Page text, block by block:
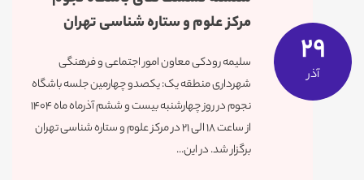
29
آذر
مرکز علوم و ستاره شناسی تهران
سلیمه رودکی معاون امور اجتماعی و فرهنگی
شهرداری منطقه یک: یکصدو چهارمین جلسه باشگاه
نجوم در روز چهارشنبه بیست و ششم آذرماه ماه ۱۴۰۴
از ساعت ۱۸ الی ۲۱ در مرکز علوم و ستاره شناسی تهران
برگزار شد. در این...